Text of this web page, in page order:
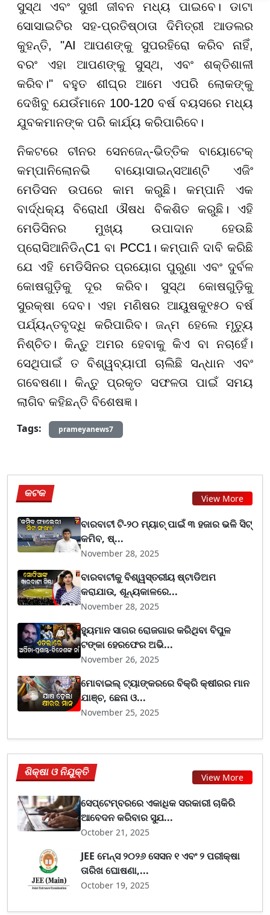
ସୁସ୍ଥ ଏବଂ ସୁଖୀ ଜୀବନ ମଧ୍ୟ ପାଇବେ। ଡାଟା
ସୋସାଇଟିର ସହ-ପ୍ରତିଷ୍ଠାତା ଦିମିତ୍ରୀ ଆଡଲର
କୁହନ୍ତି, "AI ଆପଣଙ୍କୁ ସୁପରହିରୋ କରିବ ନାହିଁ,
ବରଂ ଏହା ଆପଣଙ୍କୁ ସୁସ୍ଥ, ଏବଂ ଶକ୍ତିଶାଳୀ
କରିବ।" ବହୁତ ଶୀଘ୍ର ଆମେ ଏପରି ଲୋକଙ୍କୁ
ଦେଖିବୁ ଯେଉଁମାନେ 100-120 ବର୍ଷ ବୟସରେ ମଧ୍ୟ
ଯୁବକମାନଙ୍କ ପରି କାର୍ଯ୍ୟ କରିପାରିବେ।
ନିକଟରେ ଚୀନର ସେନଜେନ୍-ଭିତ୍ତିକ ବାୟୋଟେକ୍
କମ୍ପାନିଲୋନଭି ବାୟୋସାଇନ୍ସଆଣ୍ଟି ଏଜିଂ
ମେଡିସନ ଉପରେ କାମ କରୁଛି। କମ୍ପାନି ଏକ
ବାର୍ଦ୍ଧକ୍ୟ ବିରୋଧୀ ଔଷଧ ବିକଶିତ କରୁଛି। ଏହି
ମେଡିସିନର ମୁଖ୍ୟ ଉପାଦାନ ହେଉଛି
ପ୍ରୋସିଆନିଡିନ୍C1 ବା PCC1। କମ୍ପାନି ଦାବି କରିଛି
ଯେ ଏହି ମେଡିସିନର ପ୍ରୟୋଗ ପୁରୁଣା ଏବଂ ଦୁର୍ବଳ
କୋଷଗୁଡ଼ିକୁ ଦୂର କରିବ। ସୁସ୍ଥ କୋଷଗୁଡ଼ିକୁ
ସୁରକ୍ଷା ଦେବ। ଏହା ମଣିଷର ଆୟୁଷକୁ୧୫୦ ବର୍ଷ
ପର୍ଯ୍ୟନ୍ତବୃଦ୍ଧି କରିପାରିବ। ଜନ୍ମ ହେଲେ ମୃତ୍ୟୁ
ନିଶ୍ଚିତ। କିନ୍ତୁ ଅମର ହେବାକୁ କିଏ ବା ନଚାହେଁ।
ସେଥିପାଇଁ ତ ବିଶ୍ୱବ୍ୟାପୀ ଚାଲିଛି ସନ୍ଧାନ ଏବଂ
ଗବେଷଣା। କିନ୍ତୁ ପ୍ରକୃତ ସଫଳତା ପାଇଁ ସମୟ
ଲାଗିବ କହିଛନ୍ତି ବିଶେଷଜ୍ଞ।
Tags:
prameyanews7
କଟକ View More
ବାରବାଟୀ ଟି-୨୦ ମ୍ୟାଚ୍ ପାଇଁ ୩ ହଜାର ଭଳି ସିଟ୍
କମିବ, ଷ୍...
November 28, 2025
ବାରବାଟୀକୁ ବିଶ୍ୱସ୍ତରୀୟ ଷ୍ଟାଡିଅମ
କରାଯାଉ, ଶୂନ୍ୟକାଳରେ...
November 28, 2025
ହ୍ୟୁମାନ ସାଗର ରୋଜଗାର କରିଥିବା ବିପୁଳ
ଟଙ୍କା ହେରଫେର ଅଭି...
November 26, 2025
ମୋବାଇଲ୍ ଟ୍ୟାଙ୍କରରେ ବିକ୍ରି କ୍ଷୀରର ମାନ
ଯାଞ୍ଚ, ଛେନା ଓ...
November 25, 2025
ଶିକ୍ଷା ଓ ନିଯୁକ୍ତି View More
ସେପ୍ଟେମ୍ବରରେ ଏକାଧିକ ସରକାରୀ ଚାକିରି
ଆବେଦନ କରିବାର ସୁଯ...
October 21, 2025
JEE ମେନ୍ସ ୨୦୨୬ ସେସନ ୧ ଏବଂ ୨ ପରୀକ୍ଷା
ତାରିଖ ଘୋଷଣା,...
October 19, 2025
ଆହ୍ବାନ